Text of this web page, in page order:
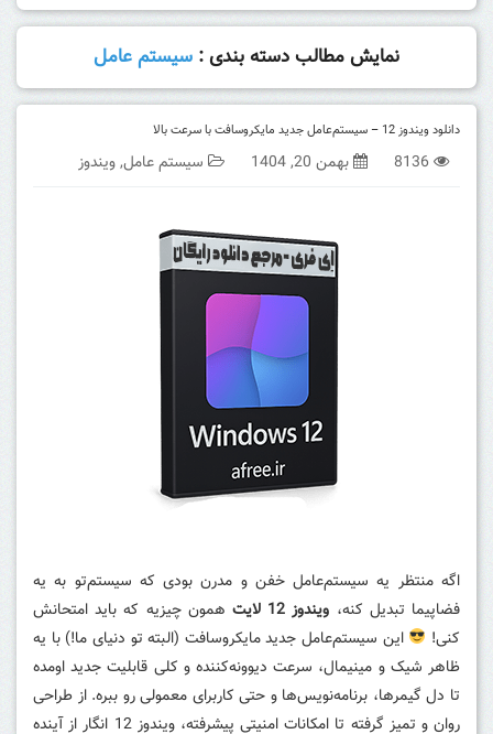
نمایش مطالب دسته بندی : سیستم عامل
دانلود ویندوز 12 – سیستم‌عامل جدید مایکروسافت با سرعت بالا
8136 بهمن 20, 1404 سیستم عامل,ویندوز
اگه منتظر یه سیستم‌عامل خفن و مدرن بودی که سیستم‌تو به یه
فضاپیما تبدیل کنه، ویندوز 12 لایت
همون چیزیه که باید امتحانش
کنی!
این سیستم‌عامل جدید مایکروسافت (البته تو دنیای ما!) با یه
ظاهر شیک و مینیمال، سرعت دیوونه‌کننده و کلی قابلیت جدید اومده
تا دل گیمرها، برنامه‌نویس‌ها و حتی کاربرای معمولی رو ببره. از طراحی
روان و تمیز گرفته تا امکانات امنیتی پیشرفته، ویندوز 12 انگار از آینده